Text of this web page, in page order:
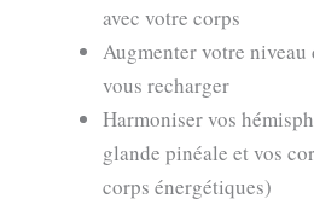
avec votre corps
Augmenter votre
vous recharger
Harmoniser vos
glande pinéale et vos
corps énergétiques)